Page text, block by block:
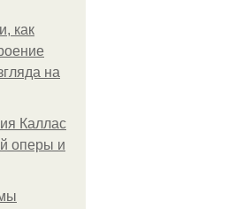
как
на
Каллас
оперы и